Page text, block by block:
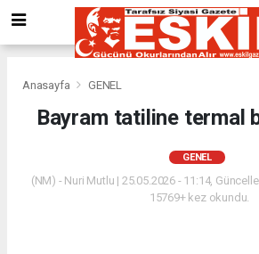
Anasayfa GENEL
Bayram tatiline termal
GENEL
(NM) - Nuri Mutlu | 25.05.2026 - 11:14,
15769+ kez okundu.